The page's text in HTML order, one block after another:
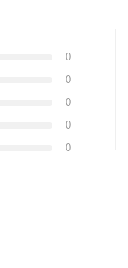
0
0
0
0
0